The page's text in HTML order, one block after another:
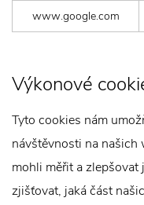
www.google.com
Výkonové
Tyto cookies nám
návštěvnosti na našich
mohli měřit a
zjišťovat, jaká část